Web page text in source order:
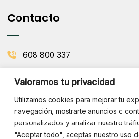
Valoramos tu privacidad
Utilizamos cookies para mejorar tu
navegación, mostrarte anuncios o
personalizados y analizar nuestro
"Aceptar todo", aceptas nuestro uso
Contacto
608 800 337
Picanya, Valencia
BOLETÍN DE LA HUERTA